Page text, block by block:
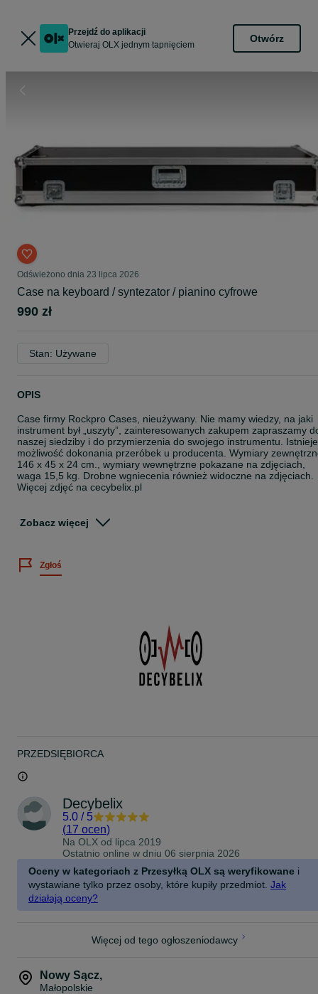
Przejdź do aplikacji
Otwieraj OLX jednym tapnięciem
Otwórz
Odświeżono dnia 23 lipca 2026
Case na keyboard / syntezator / pianino cyfrowe
990 zł
Stan: Używane
OPIS
Case firmy Rockpro Cases, nieużywany. Nie mamy wiedzy, na jaki
instrument był „uszyty”, zainteresowanych zakupem zapraszamy
naszej siedziby i do przymierzenia do swojego instrumentu. Istnieje
możliwość dokonania przeróbek u producenta. Wymiary
146 x 45 x 24 cm., wymiary wewnętrzne pokazane na zdjęciach,
waga 15,5 kg. Drobne wgniecenia również widoczne na zdjęciach.
Więcej zdjęć na cecybelix.pl
Możliwa jest wysyłka po wcześniejszym ustaleniu kosztu jej
Istnieje możliwość przyjęcia w rozliczeniu innego sprzętu lub
Zobacz więcej
Zgłoś
PRZEDSIĘBIORCA
Decybelix
5.0 / 5
(17 ocen)
Na OLX od lipca 2019
Ostatnio online w dniu 06 sierpnia 2026
Oceny w kategoriach z Przesyłką OLX są weryfikowane i
wystawiane tylko przez osoby, które kupiły przedmiot. Jak
działają oceny?
Więcej od tego ogłoszeniodawcy
Nowy Sącz,
Małopolskie